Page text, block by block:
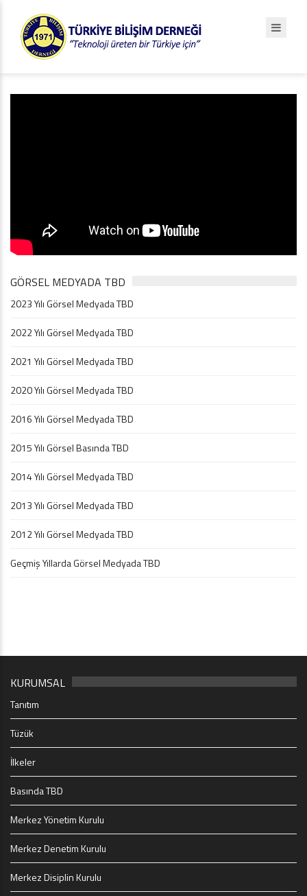
GÖRSEL MEDYADA TBD
2023 Yılı Görsel Medyada TBD
2022 Yılı Görsel Medyada TBD
2021 Yılı Görsel Medyada TBD
2020 Yılı Görsel Medyada TBD
2016 Yılı Görsel Medyada TBD
2015 Yılı Görsel Basında TBD
2014 Yılı Görsel Medyada TBD
2013 Yılı Görsel Medyada TBD
2012 Yılı Görsel Medyada TBD
Geçmiş Yıllarda Görsel Medyada TBD
KURUMSAL
Tanıtım
Tüzük
İlkeler
Basında TBD
Merkez Yönetim Kurulu
Merkez Denetim Kurulu
Merkez Disiplin Kurulu